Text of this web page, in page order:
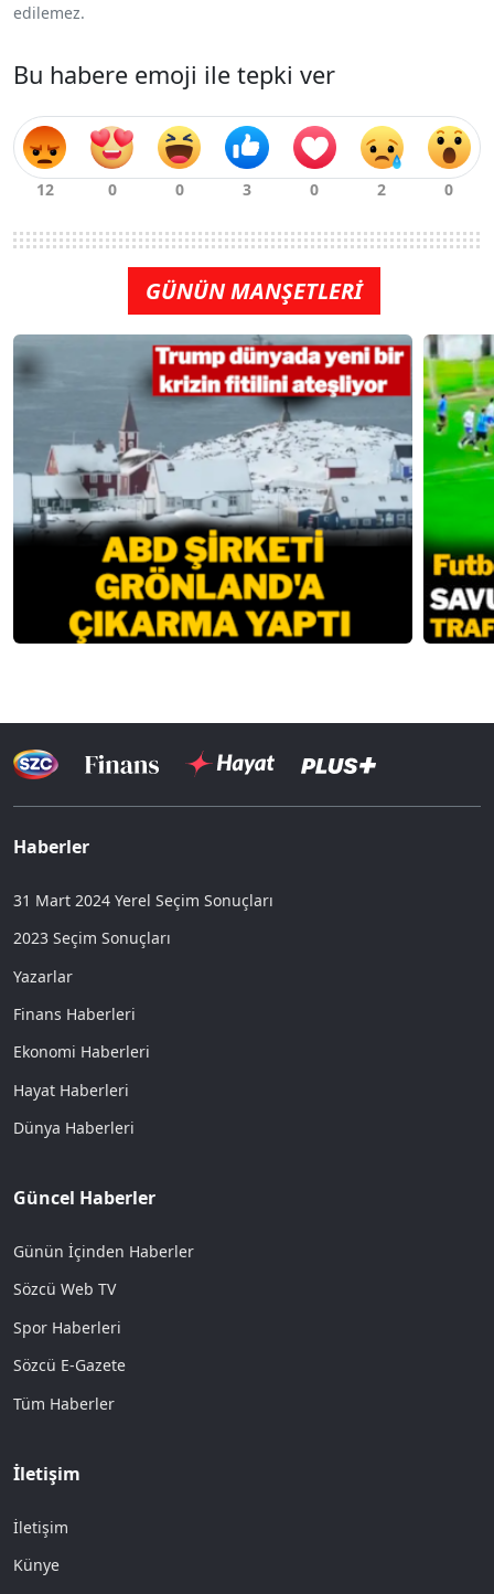
edilemez.
Bu habere emoji ile tepki ver
GÜNÜN MANŞETLERİ
Haberler
31 Mart 2024 Yerel Seçim Sonuçları
2023 Seçim Sonuçları
Yazarlar
Finans Haberleri
Ekonomi Haberleri
Hayat Haberleri
Dünya Haberleri
Güncel Haberler
Günün İçinden Haberler
Sözcü Web TV
Spor Haberleri
Sözcü E-Gazete
Tüm Haberler
İletişim
İletişim
Künye